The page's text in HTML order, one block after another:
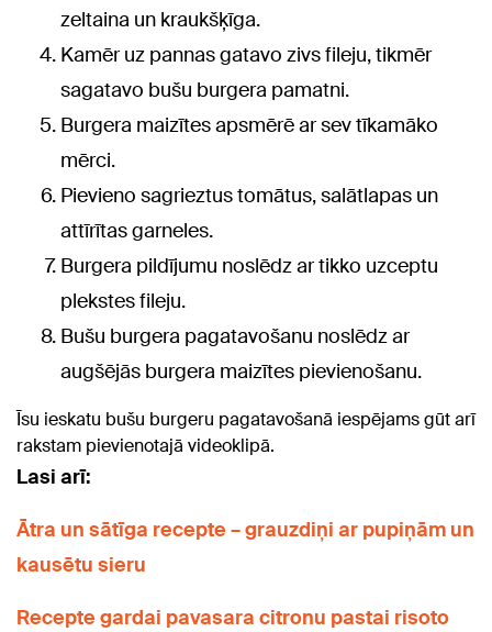
zeltaina un kraukšķīga.
Kamēr uz pannas gatavo zivs fileju, tikmēr
sagatavo bušu burgera pamatni.
Burgera maizītes apsmērē ar sev tīkamāko
mērci.
Pievieno sagrieztus tomātus, salātlapas un
attīrītas garneles.
Burgera pildījumu noslēdz ar tikko uzceptu
plekstes fileju.
Bušu burgera pagatavošanu noslēdz ar
augšējās burgera maizītes pievienošanu.
Īsu ieskatu bušu burgeru pagatavošanā iespējams gūt arī
rakstam pievienotajā videoklipā.
Lasi arī:
Ātra un sātīga recepte – grauzdiņi ar pupiņām un
kausētu sieru
Recepte gardai pavasara citronu pastai risoto